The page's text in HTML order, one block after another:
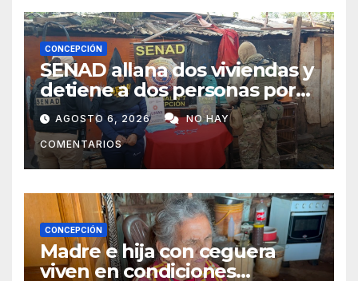
CONCEPCIÓN
SENAD allana dos viviendas y
detiene a dos personas por
presunto microtráfico en
Concepción
AGOSTO 6, 2026 NO HAY
COMENTARIOS
CONCEPCIÓN
Madre e hija con ceguera
viven en condiciones